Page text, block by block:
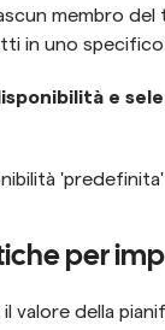
membro del
in uno
e
per
il valore della